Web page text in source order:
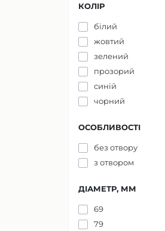
КОЛІР
білий
жовтий
зелений
прозорий
синій
чорний
ОСОБЛИВОСТІ
без отвору
з отвором
ДІАМЕТР, ММ
69
79